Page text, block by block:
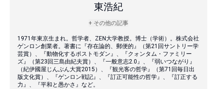
東浩紀
+ その他の記事
1971年東京生まれ。哲学者、ZEN大学教授。博士（学術）。株式会社
ゲンロン創業者。著書に『存在論的、郵便的』（第21回サントリー学
芸賞）、『動物化するポストモダン』、『クォンタム・ファミリー
ズ』（第23回三島由紀夫賞）、『一般意志2.0』、『弱いつながり』
（紀伊國屋じんぶん大賞2015）、『観光客の哲学』（第71回毎日出
版文化賞）、『ゲンロン戦記』、『訂正可能性の哲学』、『訂正する
力』、『平和と愚かさ』など。